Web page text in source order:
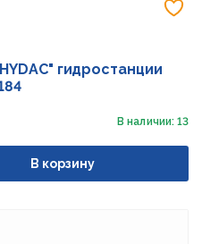
гидростанции
В наличии: 13
В корзину